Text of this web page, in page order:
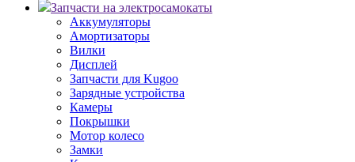
Запчасти на электросамокаты
Аккумуляторы
Амортизаторы
Вилки
Дисплей
Запчасти для Kugoo
Зарядные устройства
Камеры
Покрышки
Мотор колесо
Замки